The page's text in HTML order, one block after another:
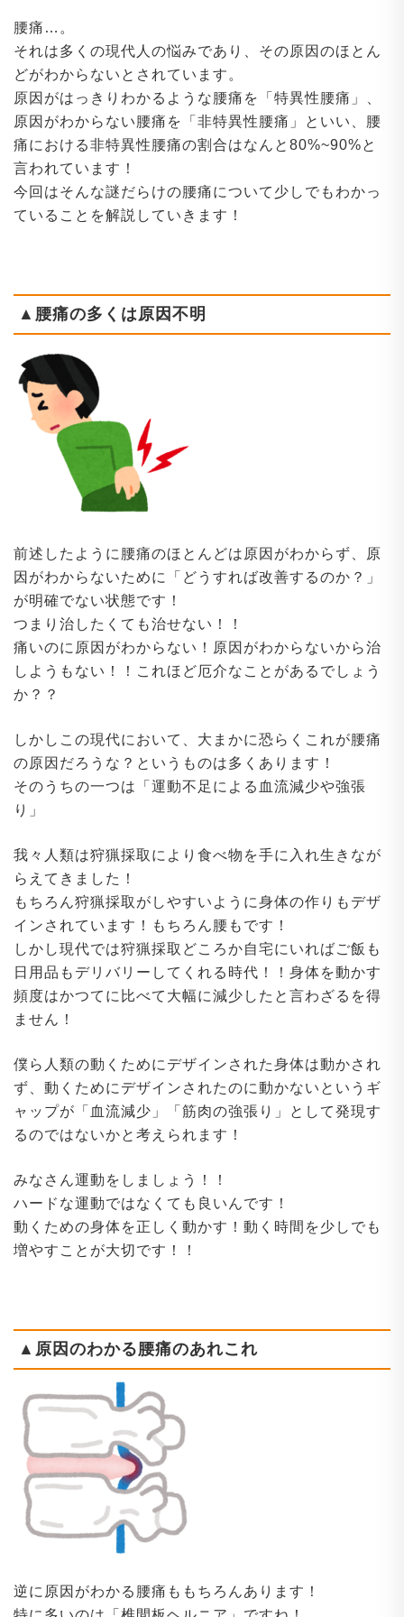
腰痛…。
それは多くの現代人の悩みであり、その原因のほとん
どがわからないとされています。
原因がはっきりわかるような腰痛を「特異性腰痛」、
原因がわからない腰痛を「非特異性腰痛」といい、腰
痛における非特異性腰痛の割合はなんと80%~90%と
言われています！
今回はそんな謎だらけの腰痛について少しでもわかっ
ていることを解説していきます！
▲腰痛の多くは原因不明
前述したように腰痛のほとんどは原因がわからず、原
因がわからないために「どうすれば改善するのか？」
が明確でない状態です！
つまり治したくても治せない！！
痛いのに原因がわからない！原因がわからないから治
しようもない！！これほど厄介なことがあるでしょう
か？？
しかしこの現代において、大まかに恐らくこれが腰痛
の原因だろうな？というものは多くあります！
そのうちの一つは「運動不足による血流減少や強張
り」
我々人類は狩猟採取により食べ物を手に入れ生きなが
らえてきました！
もちろん狩猟採取がしやすいように身体の作りもデザ
インされています！もちろん腰もです！
しかし現代では狩猟採取どころか自宅にいればご飯も
日用品もデリバリーしてくれる時代！！身体を動かす
頻度はかつてに比べて大幅に減少したと言わざるを得
ません！
僕ら人類の動くためにデザインされた身体は動かされ
ず、動くためにデザインされたのに動かないというギ
ャップが「血流減少」「筋肉の強張り」として発現す
るのではないかと考えられます！
みなさん運動をしましょう！！
ハードな運動ではなくても良いんです！
動くための身体を正しく動かす！動く時間を少しでも
増やすことが大切です！！
▲原因のわかる腰痛のあれこれ
逆に原因がわかる腰痛ももちろんあります！